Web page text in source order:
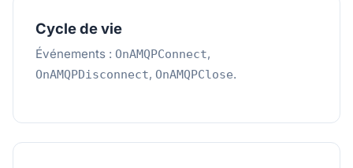
Cycle de vie
Événements : OnAMQPConnect,
OnAMQPDisconnect, OnAMQPClose.